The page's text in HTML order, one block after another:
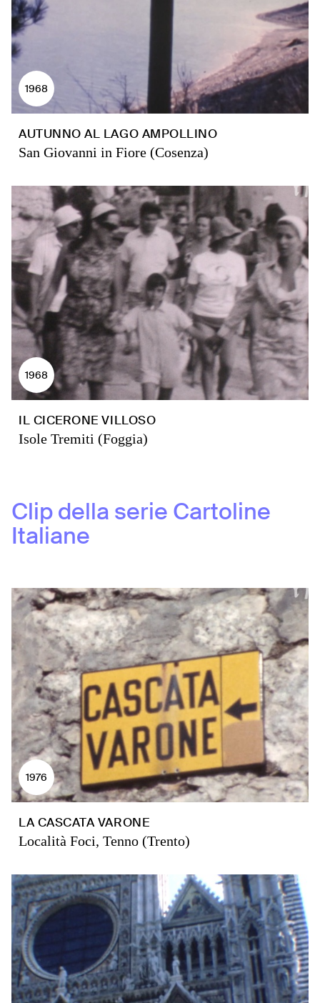
1968
AUTUNNO AL LAGO AMPOLLINO
San Giovanni in Fiore (Cosenza)
1968
IL CICERONE VILLOSO
Isole Tremiti (Foggia)
Clip della serie Cartoline
Italiane
1976
LA CASCATA VARONE
Località Foci, Tenno (Trento)